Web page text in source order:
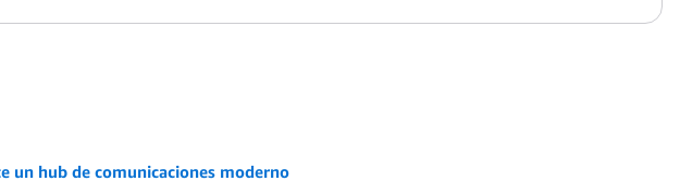
un hub de comunicaciones moderno